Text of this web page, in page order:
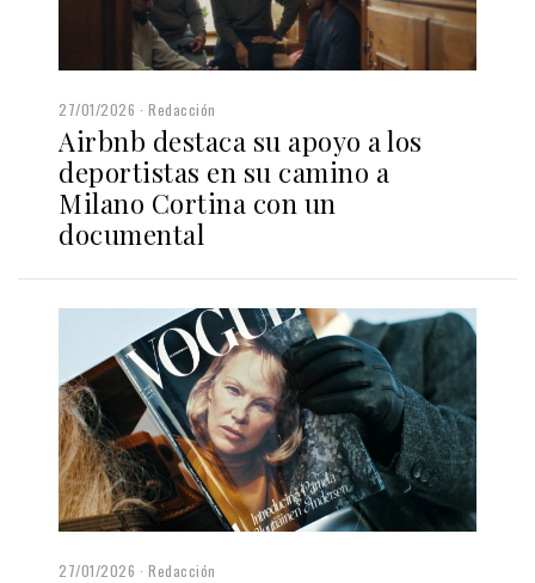
27/01/2026 Redacción
Airbnb destaca su apoyo a los
deportistas en su camino a
Milano Cortina con un
documental
27/01/2026 Redacción